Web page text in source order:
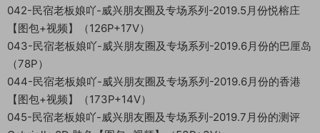
042-民宿老板娘吖-威兴朋友圈及专场系列-2019.5月份悦榕庄
【图包+视频】（126P+17V）
043-民宿老板娘吖-威兴朋友圈及专场系列-2019.6月份的巴厘岛
（78P）
044-民宿老板娘吖-威兴朋友圈及专场系列-2019.6月份的香港
【图包+视频】（173P+14V）
045-民宿老板娘吖-威兴朋友圈及专场系列-2019.7月份的测评